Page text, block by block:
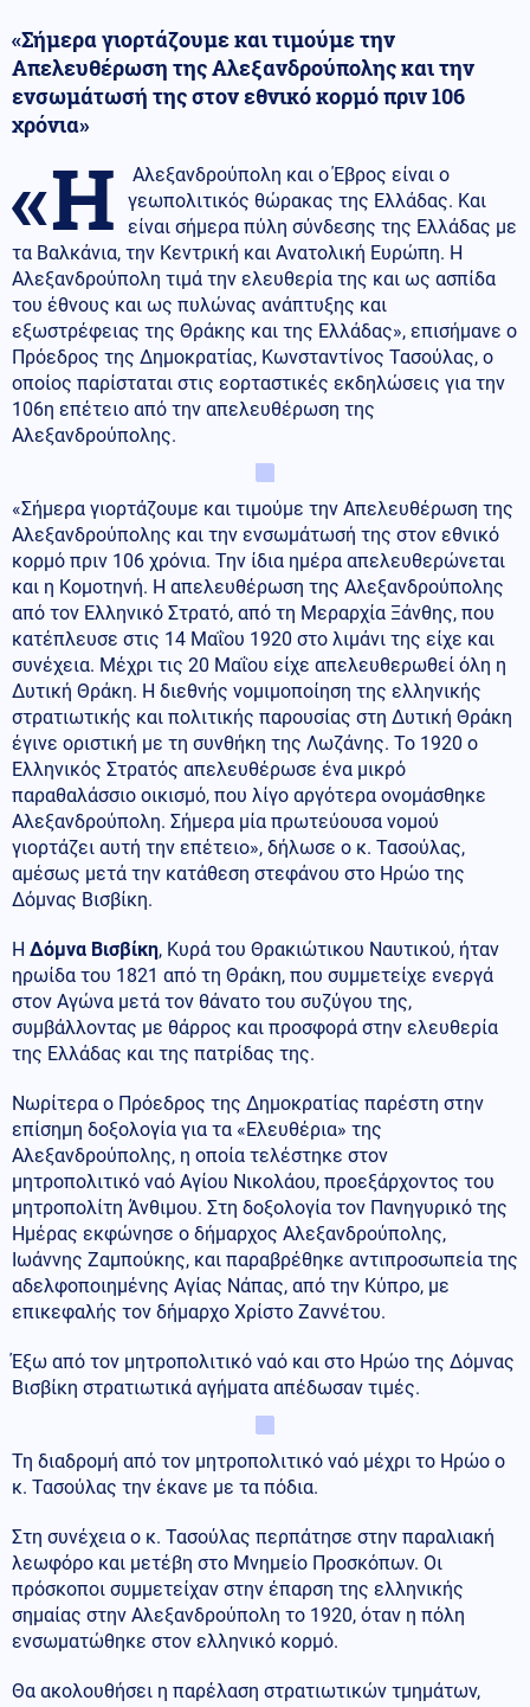
«Σήμερα γιορτάζουμε και τιμούμε την
Απελευθέρωση της Αλεξανδρούπολης και την
ενσωμάτωσή της στον εθνικό κορμό πριν 106
χρόνια»
«Η
Αλεξανδρούπολη και ο Έβρος είναι ο
γεωπολιτικός θώρακας της Ελλάδας. Και
είναι σήμερα πύλη σύνδεσης της Ελλάδας με
τα Βαλκάνια, την Κεντρική και Ανατολική Ευρώπη. Η
Αλεξανδρούπολη τιμά την ελευθερία της και ως ασπίδα
του έθνους και ως πυλώνας ανάπτυξης και
εξωστρέφειας της Θράκης και της Ελλάδας», επισήμανε ο
Πρόεδρος της Δημοκρατίας, Κωνσταντίνος Τασούλας, ο
οποίος παρίσταται στις εορταστικές εκδηλώσεις για την
106η επέτειο από την απελευθέρωση της
Αλεξανδρούπολης.
«Σήμερα γιορτάζουμε και τιμούμε την Απελευθέρωση της
Αλεξανδρούπολης και την ενσωμάτωσή της στον εθνικό
κορμό πριν 106 χρόνια. Την ίδια ημέρα απελευθερώνεται
και η Κομοτηνή. Η απελευθέρωση της Αλεξανδρούπολης
από τον Ελληνικό Στρατό, από τη Μεραρχία Ξάνθης, που
κατέπλευσε στις 14 Μαΐου 1920 στο λιμάνι της είχε και
συνέχεια. Μέχρι τις 20 Μαΐου είχε απελευθερωθεί όλη η
Δυτική Θράκη. Η διεθνής νομιμοποίηση της ελληνικής
στρατιωτικής και πολιτικής παρουσίας στη Δυτική Θράκη
έγινε οριστική με τη συνθήκη της Λωζάνης. Το 1920 ο
Ελληνικός Στρατός απελευθέρωσε ένα μικρό
παραθαλάσσιο οικισμό, που λίγο αργότερα ονομάσθηκε
Αλεξανδρούπολη. Σήμερα μία πρωτεύουσα νομού
γιορτάζει αυτή την επέτειο», δήλωσε ο κ. Τασούλας,
αμέσως μετά την κατάθεση στεφάνου στο Ηρώο της
Δόμνας Βισβίκη.
Η Δόμνα Βισβίκη, Κυρά του Θρακιώτικου Ναυτικού, ήταν
ηρωίδα του 1821 από τη Θράκη, που συμμετείχε ενεργά
στον Αγώνα μετά τον θάνατο του συζύγου της,
συμβάλλοντας με θάρρος και προσφορά στην ελευθερία
της Ελλάδας και της πατρίδας της.
Νωρίτερα ο Πρόεδρος της Δημοκρατίας παρέστη στην
επίσημη δοξολογία για τα «Ελευθέρια» της
Αλεξανδρούπολης, η οποία τελέστηκε στον
μητροπολιτικό ναό Αγίου Νικολάου, προεξάρχοντος του
μητροπολίτη Άνθιμου. Στη δοξολογία τον Πανηγυρικό της
Ημέρας εκφώνησε ο δήμαρχος Αλεξανδρούπολης,
Ιωάννης Ζαμπούκης, και παραβρέθηκε αντιπροσωπεία της
αδελφοποιημένης Αγίας Νάπας, από την Κύπρο, με
επικεφαλής τον δήμαρχο Χρίστο Ζαννέτου.
Έξω από τον μητροπολιτικό ναό και στο Ηρώο της Δόμνας
Βισβίκη στρατιωτικά αγήματα απέδωσαν τιμές.
Τη διαδρομή από τον μητροπολιτικό ναό μέχρι το Ηρώο ο
κ. Τασούλας την έκανε με τα πόδια.
Στη συνέχεια ο κ. Τασούλας περπάτησε στην παραλιακή
λεωφόρο και μετέβη στο Μνημείο Προσκόπων. Οι
πρόσκοποι συμμετείχαν στην έπαρση της ελληνικής
σημαίας στην Αλεξανδρούπολη το 1920, όταν η πόλη
ενσωματώθηκε στον ελληνικό κορμό.
Θα ακολουθήσει η παρέλαση στρατιωτικών τμημάτων,